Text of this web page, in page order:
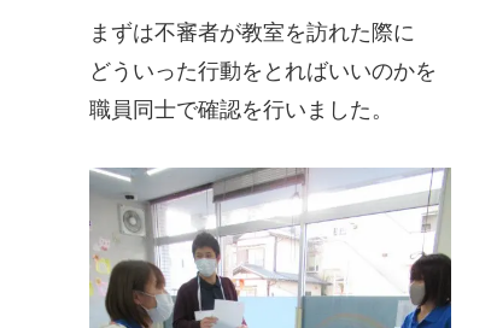
まずは不審者が教室を訪れた際に
どういった行動をとればいいのかを
職員同士で確認を行いました。